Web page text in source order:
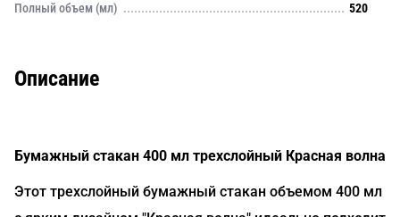
Полный объем (мл)
520
Описание
Бумажный стакан 400 мл трехслойный Красная волна
Этот трехслойный бумажный стакан объемом 400 мл